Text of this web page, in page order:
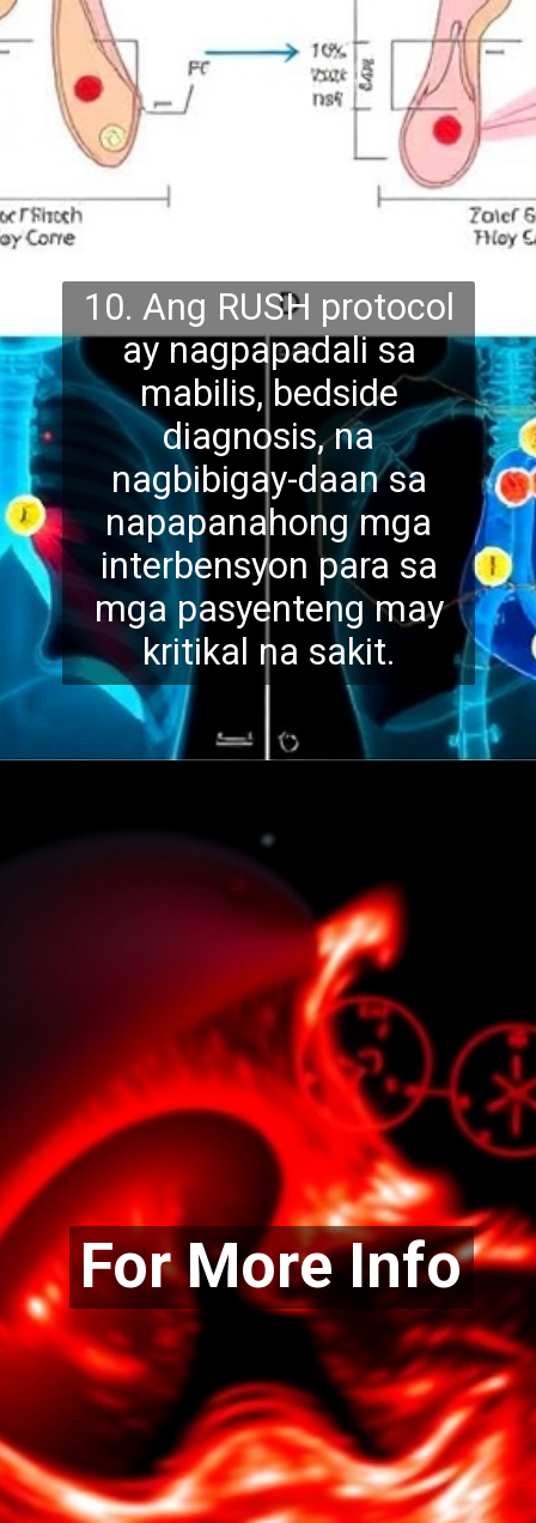
10. Ang RUSH protocol
ay nagpapadali sa
mabilis, bedside
diagnosis, na
nagbibigay-daan sa
napapanahong mga
interbensyon para sa
mga pasyenteng may
kritikal na sakit.
For More Info